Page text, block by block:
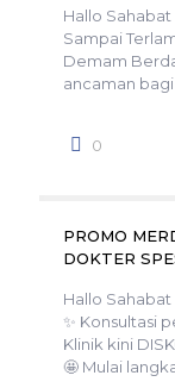
Hallo Sahabat
Sampai
Demam
ancaman
0
PROMO
DOKTER
Hallo Sahabat
✨ Konsultasi
Klinik kini
🤩 Mulai